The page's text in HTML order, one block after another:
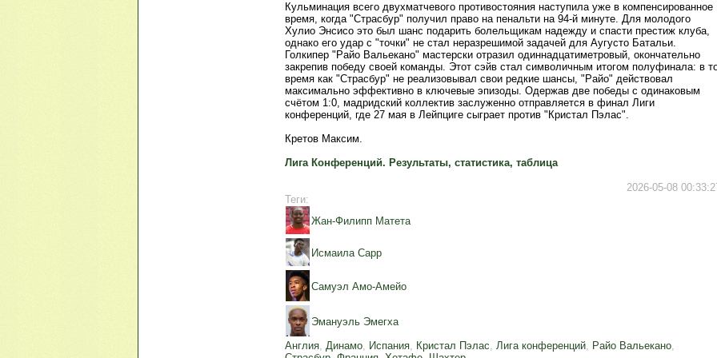
Кульминация всего двухматчевого противостояния наступила уже в компенсированное
время, когда "Страсбур" получил право на пенальти на 94-й минуте. Для молодого
Хулио Энсисо это был шанс подарить болельщикам надежду и спасти престиж клуба,
однако его удар с "точки" не стал неразрешимой задачей для Аугусто Батальи.
Голкипер "Райо Вальекано" мастерски отразил одиннадцатиметровый, окончательно
закрепив победу своей команды. Этот сэйв стал символичным итогом полуфинала: в
время как "Страсбур" не реализовывал свои редкие шансы, "Райо" действовал
максимально эффективно в ключевые эпизоды. Одержав две победы с одинаковым
счётом 1:0, мадридский коллектив заслуженно отправляется в финал Лиги
конференций, где 27 мая в Лейпциге сыграет против "Кристал Пэлас".
Кретов Максим.
Лига Конференций. Результаты, статистика, таблица
2026-05-08
Теги:
Жан-Филипп Матета
Исмаила Сарр
Самуэл Амо-Амейо
Эмануэль Эмегха
Англия, Динамо, Испания, Кристал Пэлас, Лига конференций, Райо Вальекано,